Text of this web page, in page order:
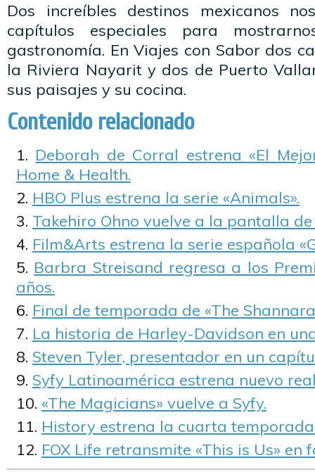
Dos increíbles destinos mexicanos
capítulos especiales para
gastronomía. En Viajes con Sabor dos
la Riviera Nayarit y dos de Puerto
sus paisajes y su cocina.
Contenido relacionado
Deborah de Corral estrena «El
Home & Health.
HBO Plus estrena la serie «Animals».
Takehiro Ohno vuelve a la pantalla
Film&Arts estrena la serie española
Barbra Streisand regresa a los
años.
Final de temporada de «The
La historia de Harley-Davidson en
Steven Tyler, presentador en un
Syfy Latinoamérica estrena nuevo
«The Magicians» vuelve a Syfy.
History estrena la cuarta temporada
FOX Life retransmite «This is Us»